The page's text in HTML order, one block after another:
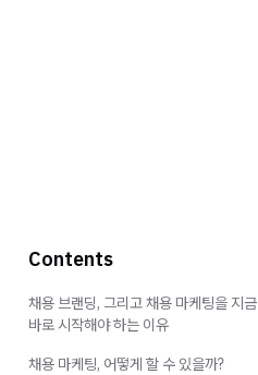
Contents
채용 브랜딩, 그리고 채용 마케팅을 지금
바로 시작해야 하는 이유
채용 마케팅, 어떻게 할 수 있을까?